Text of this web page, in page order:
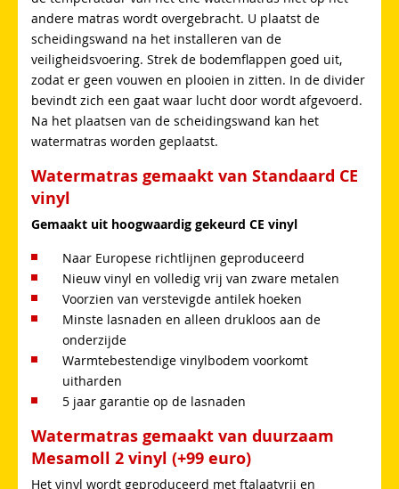
andere matras wordt overgebracht. U plaatst de
scheidingswand na het installeren van de
veiligheidsvoering. Strek de bodemflappen goed uit,
zodat er geen vouwen en plooien in zitten. In de divider
bevindt zich een gaat waar lucht door wordt afgevoerd.
Na het plaatsen van de scheidingswand kan het
watermatras worden geplaatst.
Watermatras gemaakt van Standaard CE
vinyl
Gemaakt uit hoogwaardig gekeurd CE vinyl
Naar Europese richtlijnen geproduceerd
Nieuw vinyl en volledig vrij van zware metalen
Voorzien van verstevigde antilek hoeken
Minste lasnaden en alleen drukloos aan de
onderzijde
Warmtebestendige vinylbodem voorkomt
uitharden
5 jaar garantie op de lasnaden
Watermatras gemaakt van duurzaam
Mesamoll 2 vinyl (+99 euro)
Het vinyl wordt geproduceerd met ftalaatvrij en